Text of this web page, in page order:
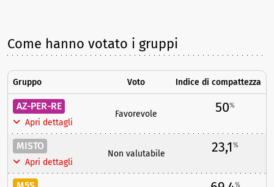
Come hanno votato i gruppi
Gruppo Voto Indice di compattezza
AZ-PER-RE
Apri dettagli
Favorevole 50%
MISTO
Apri dettagli
Non valutabile 23,1%
%